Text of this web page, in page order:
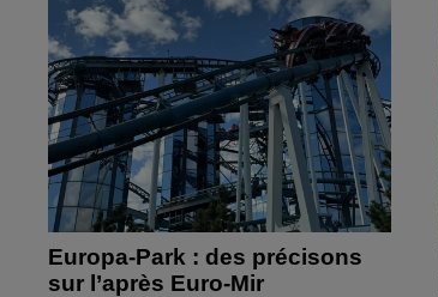
Europa-Park : des précisons
sur l’après Euro-Mir